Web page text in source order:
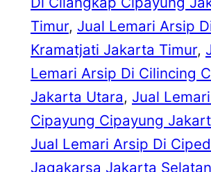
Timur, Jual Lemari Arsip
Kramatjati Jakarta Timur,
Lemari Arsip Di Cilincing
Jakarta Utara, Jual
Cipayung Cipayung
Jual Lemari Arsip Di
Jagakarsa Jakarta Selatan